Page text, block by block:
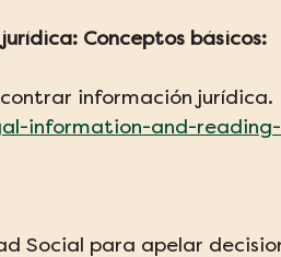
Conceptos básicos:
información jurídica.
information-and-
Social para apelar